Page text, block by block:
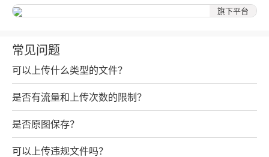
旗下平台
常见问题
可以上传什么类型的文件？
是否有流量和上传次数的限制？
是否原图保存？
可以上传违规文件吗？